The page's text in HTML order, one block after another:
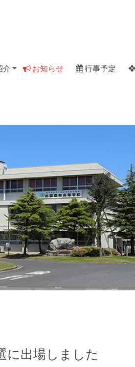
介 お知らせ 行事予定 ❖
に出場しました